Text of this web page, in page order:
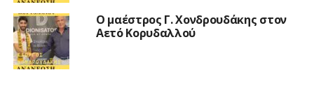
Ο μαέστρος Γ. Χονδρουδάκης στον
Αετό Κορυδαλλού